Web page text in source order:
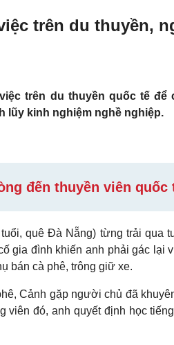
trên du thuyền,
trên du thuyền quốc tế để
lũy kinh nghiệm nghề nghiệp.
đến thuyền viên quốc
quê Đà Nẵng) từng trải qua
gia đình khiến anh phải gác lại
bán cà phê, trông giữ xe.
Cảnh gặp người chủ đã
đó, anh quyết định học